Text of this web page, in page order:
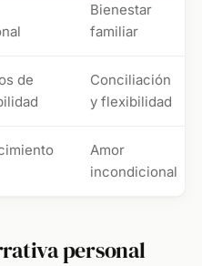
Bienestar
familiar
de
Conciliación
y flexibilidad
Amor
incondicional
personal